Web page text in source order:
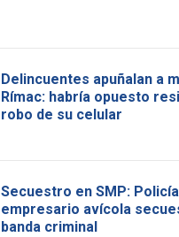
Delincuentes apuñalan a
Rímac: habría opuesto
robo de su celular
Secuestro en SMP:
empresario avícola
banda criminal